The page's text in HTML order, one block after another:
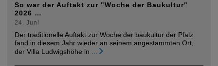
So war der Auftakt zur "Woche der Baukultur"
2026 …
24. Juni
Der traditionelle Auftakt zur Woche der baukultur der Pfalz
fand in diesem Jahr wieder an seinem angestammten Ort,
der Villa Ludwigshöhe in